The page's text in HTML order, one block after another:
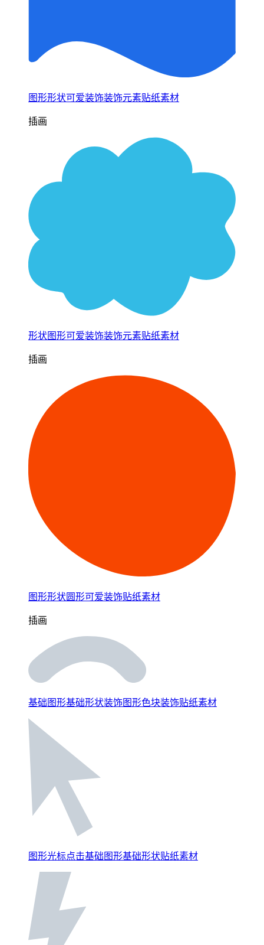
图形形状可爱装饰装饰元素贴纸素材
插画
形状图形可爱装饰装饰元素贴纸素材
插画
图形形状圆形可爱装饰贴纸素材
插画
基础图形基础形状装饰图形色块装饰贴纸素材
图形光标点击基础图形基础形状贴纸素材